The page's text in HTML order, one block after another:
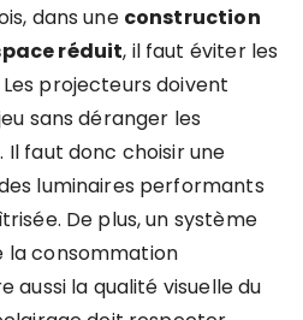
dans une construction
réduit, il faut éviter les
projecteurs doivent
sans déranger les
faut donc choisir une
luminaires performants
De plus, un système
la consommation
aussi la qualité visuelle du